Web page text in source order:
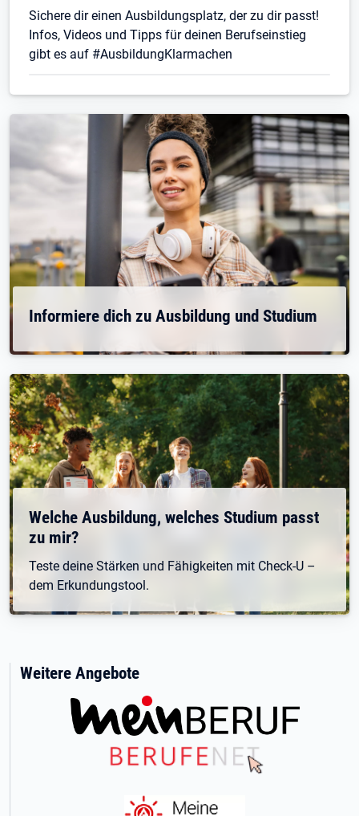
Sichere dir einen Ausbildungsplatz, der zu dir passt!
Infos, Videos und Tipps für deinen Berufseinstieg
gibt es auf #AusbildungKlarmachen
Informiere dich zu Ausbildung und Studium
Welche Ausbildung, welches Studium passt
zu mir?
Teste deine Stärken und Fähigkeiten mit Check-U –
dem Erkundungstool.
Weitere Angebote